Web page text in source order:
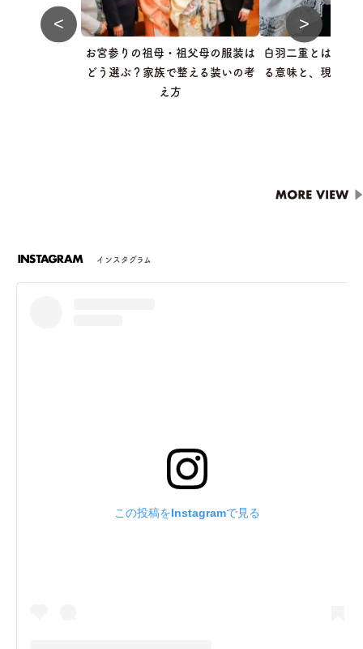
< >
お宮参りの祖母・祖父母の服装は
どう選ぶ？家族で整える装いの考
え方
白羽二重とは？お
る意味と、現代の
インスタグラム
この投稿をInstagramで見る